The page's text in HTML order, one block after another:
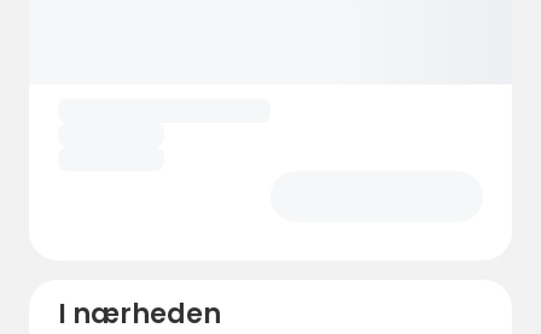
I nærheden